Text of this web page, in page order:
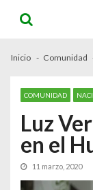
navigation
content
Inicio Comunidad
COMUNIDAD
Luz
en el
11 marzo, 2020